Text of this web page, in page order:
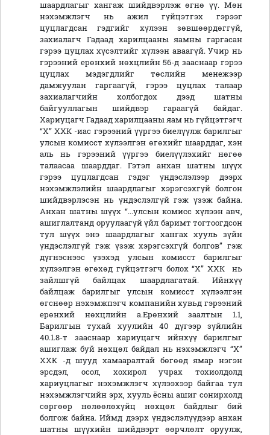
шаардлагыг хангаж шийдвэрлэж өгнө үү. Мөн
нэхэмжлэгч нь ажил гүйцэтгэх гэрээг
цуцлагдсан гэдгийг хүлээн зөвшөөрдөггүй,
захиалагч Гадаад харилцааны яамны гаргасан
гэрээ цуцлах хүсэлтийг хүлээн аваагүй. Учир нь
гэрээний ерөнхий нөхцлийн 56-д зааснаар гэрээ
цуцлах мэдэгдлийг төслийн менежээр
дамжуулан гаргаагүй, гэрээ цуцлах талаар
захиалагчийн холбогдох дээд шатны
байгууллагын шийдвэр гараагүй байдаг.
Хариуцагч Гадаад харилцааны яам нь гүйцэтгэгч
“Х” ХХК -иас гэрээний үүргээ биелүүлж барилгыг
улсын комисст хүлээлгэн өгөхийг шаарддаг, хэн
аль нь гэрээний үүргээ биелүүлэхийг нөгөө
талаасаа шаарддаг. Гэтэл анхан шатны шүүх
гэрээ цуцлагдсан гэдэг үндэслэлээр дээрх
нэхэмжлэлийн шаардлагыг хэрэгсэхгүй болгон
шийдвэрлэсэн нь үндэслэлгүй гэж үзэж байна.
Анхан шатны шүүх “...улсын комисс хүлээн авч,
ашиглалтанд оруулаагүй үйл баримт тогтоогдсон
тул шүүх энэ шаардлагыг хангах хууль зүйн
үндэслэлгүй гэж үзэж хэрэгсэхгүй болгов” гэж
дүгнэснээс үзэхэд улсын комисст барилгыг
хүлээлгэн өгөхөд гүйцэтгэгч болох “Х” ХХК нь
зайлшгүй байлцах шаардлагатай. Ийнхүү
байлцаж барилгыг улсын комисст хүлээлгэн
өгснөөр нэхэмжпэгч компанийн хувьд гэрээний
ерөнхий нөхцлийн а.Ерөнхий заалтын 1.1,
Барилгын тухай хуулийн 40 дүгээр зүйлийн
40.1.8-т зааснаар хариуцагч ийнхүү барилгыг
ашиглаж буй нөхцөл байдал нь нэхэмжлэгч “Х”
ХХК -д шууд хамааралтай бөгөөд ямар нэгэн
эрсдэл, осол, хохирол учрах тохиолдолд
хариуцлагыг нэхэмжлэгч хүлээхээр байгаа тул
нэхэмжлэгчийн эрх, хууль ёсны ашиг сонирхолд
сөргөөр нөлөөлөхүйц нөхцөл байдлыг бий
болгож байна. Иймд дээрх үндэслэлүүдээр анхан
шатны шүүхийн шийдвэрт өөрчлөлт оруулж,